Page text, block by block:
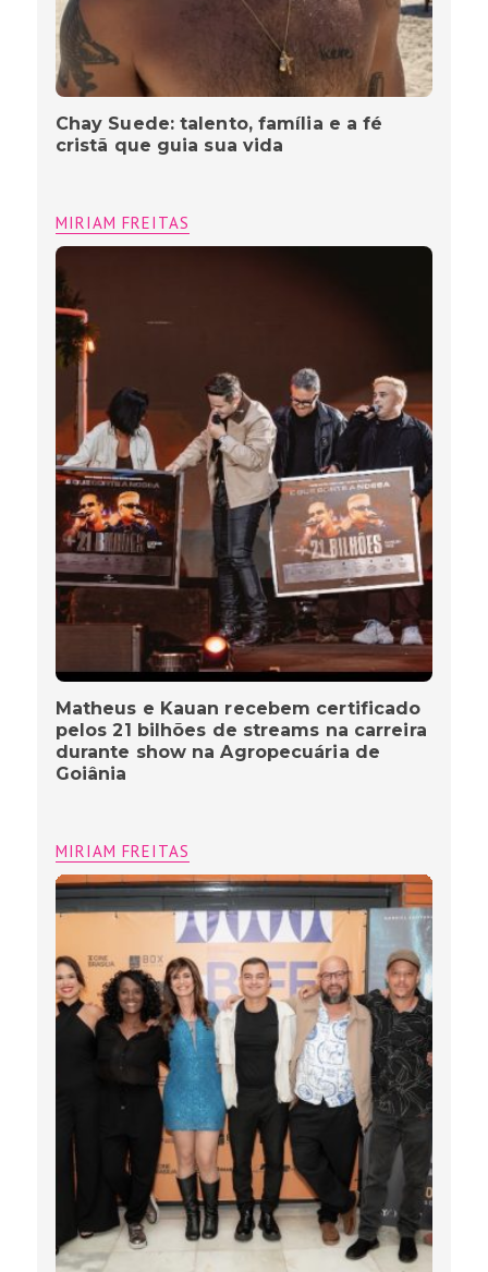
Chay Suede: talento, família e a fé
cristã que guia sua vida
MIRIAM FREITAS
Matheus e Kauan recebem certificado
pelos 21 bilhões de streams na carreira
durante show na Agropecuária de
Goiânia
MIRIAM FREITAS